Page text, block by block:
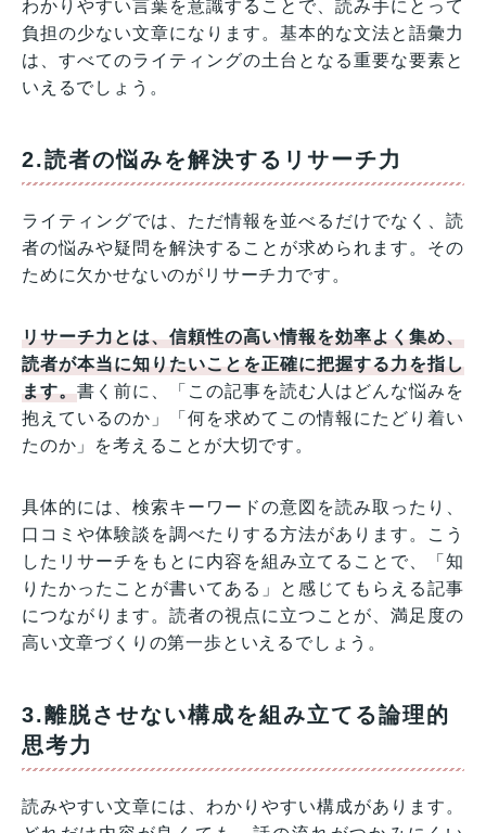
わかりやすい言葉を意識することで、読み手にとって
負担の少ない文章になります。基本的な文法と語彙力
は、すべてのライティングの土台となる重要な要素と
いえるでしょう。
2.読者の悩みを解決するリサーチ力
ライティングでは、ただ情報を並べるだけでなく、読
者の悩みや疑問を解決することが求められます。その
ために欠かせないのがリサーチ力です。
リサーチ力とは、信頼性の高い情報を効率よく集め、
読者が本当に知りたいことを正確に把握する力を指し
ます。書く前に、「この記事を読む人はどんな悩みを
抱えているのか」「何を求めてこの情報にたどり着い
たのか」を考えることが大切です。
具体的には、検索キーワードの意図を読み取ったり、
口コミや体験談を調べたりする方法があります。こう
したリサーチをもとに内容を組み立てることで、「知
りたかったことが書いてある」と感じてもらえる記事
につながります。読者の視点に立つことが、満足度の
高い文章づくりの第一歩といえるでしょう。
3.離脱させない構成を組み立てる論理的
思考力
読みやすい文章には、わかりやすい構成があります。